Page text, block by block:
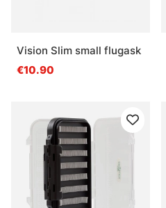
Vision Slim small flugask
€10.90